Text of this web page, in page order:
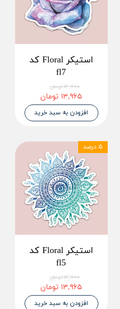
استیکر Floral کد
fl7
۱۴,۷۰۰ تومان
۱۳,۹۶۵ تومان
افزودن به سبد خرید
استیکر Floral کد
fl5
۱۴,۷۰۰ تومان
۱۳,۹۶۵ تومان
افزودن به سبد خرید
۵ درصد